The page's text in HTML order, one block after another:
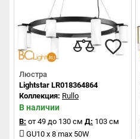
Люстра
Lightstar LR018364864
Коллекция: Rullo
В наличии
В: от 49 до 130 см Д: 103 см
GU10 x 8 max 50W